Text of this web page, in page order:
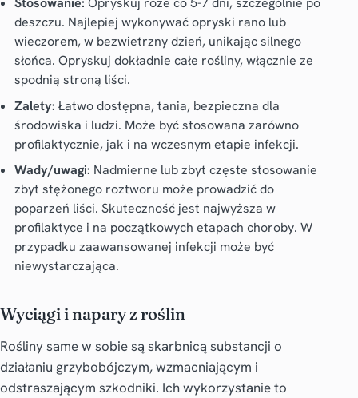
deszczu. Najlepiej wykonywać opryski rano lub
wieczorem, w bezwietrzny dzień, unikając silnego
słońca. Opryskuj dokładnie całe rośliny, włącznie ze
spodnią stroną liści.
Zalety: Łatwo dostępna, tania, bezpieczna dla
środowiska i ludzi. Może być stosowana zarówno
profilaktycznie, jak i na wczesnym etapie infekcji.
Wady/uwagi: Nadmierne lub zbyt częste stosowanie
zbyt stężonego roztworu może prowadzić do
poparzeń liści. Skuteczność jest najwyższa w
profilaktyce i na początkowych etapach choroby. W
przypadku zaawansowanej infekcji może być
niewystarczająca.
Wyciągi i napary z roślin
Rośliny same w sobie są skarbnicą substancji o
działaniu grzybobójczym, wzmacniającym i
odstraszającym szkodniki. Ich wykorzystanie to